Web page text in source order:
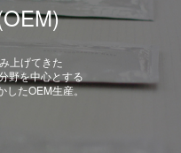
上げてきた
野を中心とする
したOEM生産。